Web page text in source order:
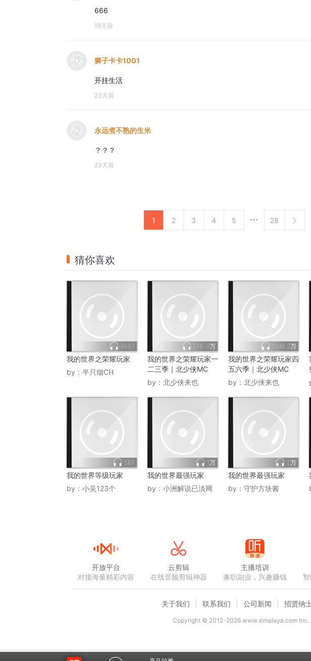
666
18天前
狮子卡卡1001
开挂生活
23天前
永远煮不熟的生米
？？？
23天前
1 2 3 4 5 28
猜你喜欢
4687
我的世界之荣耀玩家
by： 半只烟CH
1741.9万
我的世界之荣耀玩家一
二三季｜北少侠MC
by： 北少侠来也
1346.2万
我的世界之荣耀玩家四
五六季｜北少侠MC
by： 北少侠来也
567
我的世界等级玩家
by： 小吴123个
1万
我的世界最强玩家
by： 小洲解说已淡网
2万
我的世界最强玩家
by： 守护方块酱
开放平台
对接海量精彩内容
云剪辑
在线音频剪辑神器
主播培训
兼职副业，兴趣赚钱
关于我们 联系我们 公司新闻 招贤纳
Copyright © 2012-2026www.ximalaya.com lnc.